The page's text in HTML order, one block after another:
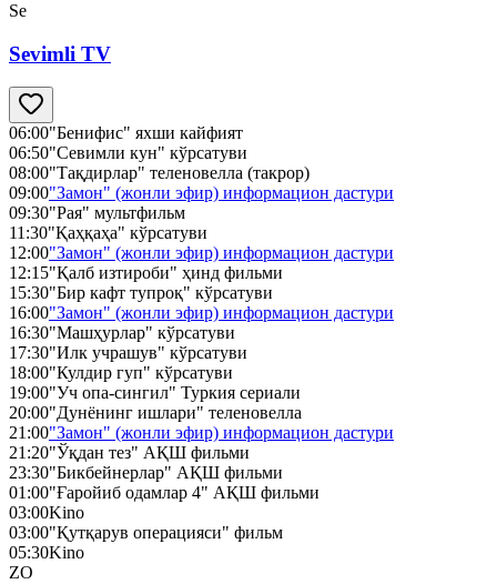
Se
Sevimli TV
06:00"Бенифис" яхши кайфият
06:50"Севимли кун" кўрсатуви
08:00"Тақдирлар" теленовелла (такрор)
09:00"Замон" (жонли эфир) информацион дастури
09:30"Рая" мультфильм
11:30"Қаҳқаҳа" кўрсатуви
12:00"Замон" (жонли эфир) информацион дастури
12:15"Қалб изтироби" ҳинд фильми
15:30"Бир кафт тупроқ" кўрсатуви
16:00"Замон" (жонли эфир) информацион дастури
16:30"Машҳурлар" кўрсатуви
17:30"Илк учрашув" кўрсатуви
18:00"Кулдир гуп" кўрсатуви
19:00"Уч опа-сингил" Туркия сериали
20:00"Дунёнинг ишлари" теленовелла
21:00"Замон" (жонли эфир) информацион дастури
21:20"Ўқдан тез" АҚШ фильми
23:30"Бикбейнерлар" АҚШ фильми
01:00"Ғаройиб одамлар 4" АҚШ фильми
03:00Kino
03:00"Қутқарув операцияси" фильм
05:30Kino
ZO